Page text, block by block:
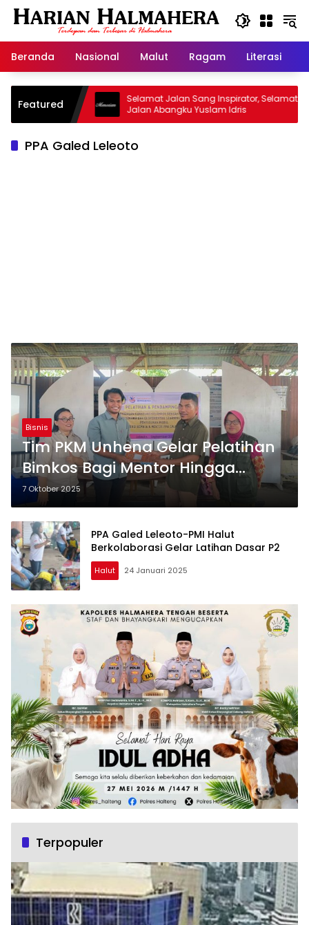
Langsung
Beranda
Nasional Malut Ragam Literasi
Featured
Warisan
Selamat Jalan Sang Inspirator, Selamat
Jalan Abangku Yuslam Idris
PPA Galed Leleoto
Bisnis
Tim PKM Unhena Gelar Pelatihan
Bimkos Bagi Mentor Hingga
Remaja di PPA Galed Tobelo
Selatan
7 Oktober 2025
PPA Galed Leleoto-PMI Halut
Berkolaborasi Gelar Latihan Dasar P2
Halut 24 Januari 2025
Terpopuler